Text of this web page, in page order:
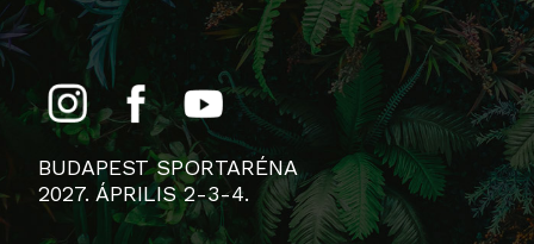
BUDAPEST SPORTARÉNA
2027. ÁPRILIS 2-3-4.